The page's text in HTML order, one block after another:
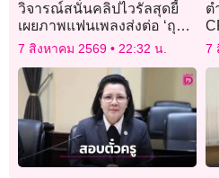
วิจารณ์สนั่นคลิปไวรัลสุดยี้
เผยภาพแฟนเพลงส่งต่อ ‘ถุง
ปัสสาวะ’ ข้ามหัวคนดูกลาง
7 สิงหาคม 2569 22:32 น.
ต
‘
7